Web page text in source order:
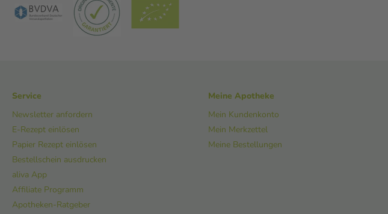
Service
Newsletter anfordern
E-Rezept einlösen
Papier Rezept einlösen
Bestellschein ausdrucken
aliva App
Affiliate Programm
Apotheken-Ratgeber
Meine Apotheke
Mein Kundenkonto
Mein Merkzettel
Meine Bestellungen